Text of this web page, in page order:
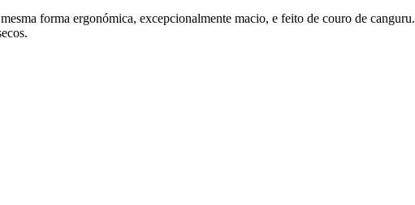
forma ergonómica, excepcionalmente macio, e feito de couro de canguru.